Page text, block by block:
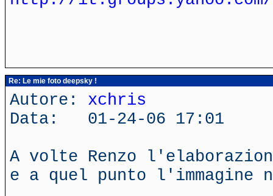
Re: Le mie foto deepsky !
Autore: xchris
Data: 01-24-06 17:01
A volte Renzo
e a quel punto l'immagine